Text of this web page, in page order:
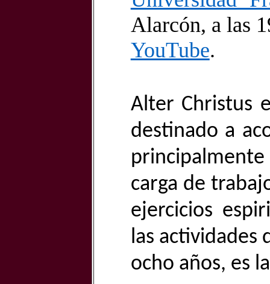
Alarcón, a las
YouTube.
Alter Christus
destinado a
carga de
ejercicios
las actividades
ocho años, es